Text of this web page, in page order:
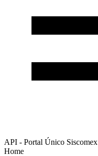
API - Portal Único Siscomex
Home